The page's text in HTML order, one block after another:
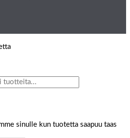
sinulle kun tuotetta saapuu taas